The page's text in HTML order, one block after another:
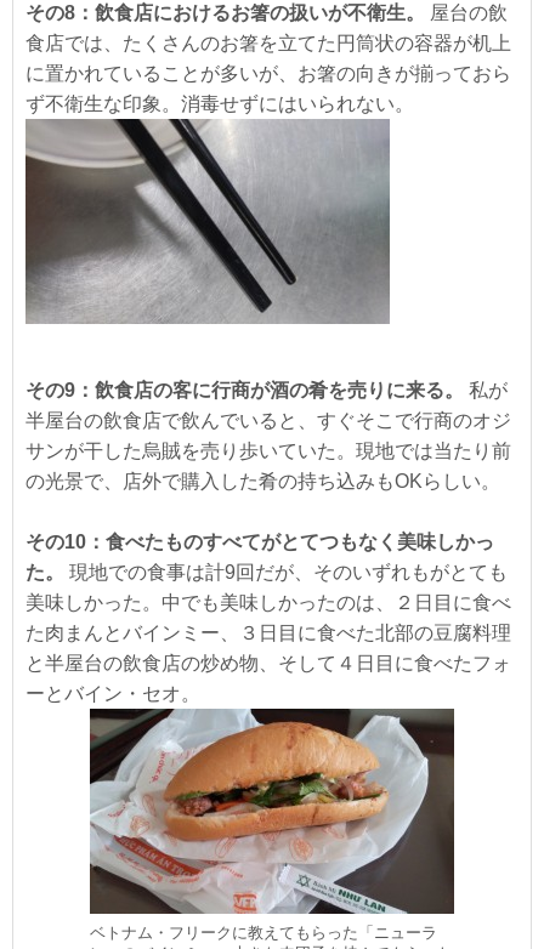
その8：飲食店におけるお箸の扱いが不衛生。
屋台の飲
食店では、たくさんのお箸を立てた円筒状の容器が机上
に置かれていることが多いが、お箸の向きが揃っておら
ず不衛生な印象。消毒せずにはいられない。
その9：飲食店の客に行商が酒の肴を売りに来る。
私が
半屋台の飲食店で飲んでいると、すぐそこで行商のオジ
サンが干した烏賊を売り歩いていた。現地では当たり前
の光景で、店外で購入した肴の持ち込みもOKらしい。
その10：食べたものすべてがとてつもなく美味しかっ
た。
現地での食事は計9回だが、そのいずれもがとても
美味しかった。中でも美味しかったのは、２日目に食べ
た肉まんとバインミー、３日目に食べた北部の豆腐料理
と半屋台の飲食店の炒め物、そして４日目に食べたフォ
ーとバイン・セオ。
ベトナム・フリークに教えてもらった「ニューラ